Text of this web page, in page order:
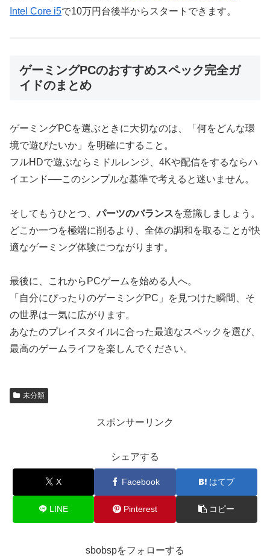
Intel Core i5で10万円台後半からスタートできます。
ゲーミングPCのおすすめスペック完全ガ
イドのまとめ
ゲーミングPCを選ぶときに大切なのは、「何をどんな環
境で遊びたいか」を明確にすること。
フルHDで遊ぶならミドルレンジ、4Kや配信をするならハ
イエンド──このシンプルな基準で考えると迷いません。
そしてもうひとつ、パーツのバランスを意識しましょう。
どこか一つを極端に削るより、全体の調和を取ることが快
適なゲーミング体験につながります。
最後に、これからPCゲームを始める人へ。
「自分にぴったりのゲーミングPC」を見つけた瞬間、そ
の世界は一気に広がります。
あなたのプレイスタイルに合った最適なスペックを選び、
最高のゲームライフを楽しんでください。
未分類
スポンサーリンク
シェアする
X Facebook はてブ
LINE Pinterest コピー
sbobspをフォローする